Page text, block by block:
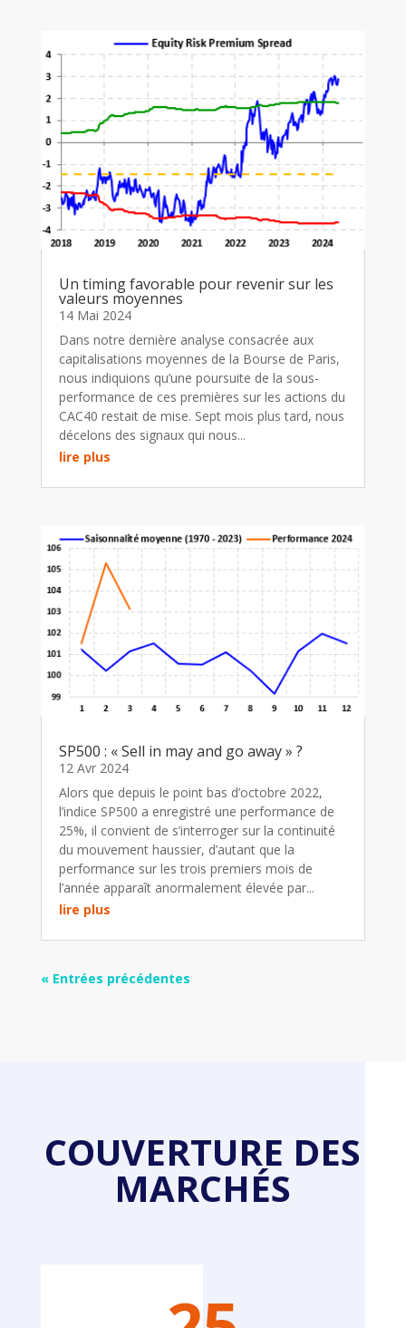
Un timing favorable pour revenir sur les
valeurs moyennes
14 Mai 2024
Dans notre dernière analyse consacrée aux
capitalisations moyennes de la Bourse de Paris,
nous indiquions qu’une poursuite de la sous-
performance de ces premières sur les actions du
CAC40 restait de mise. Sept mois plus tard, nous
décelons des signaux qui nous...
lire plus
SP500 : « Sell in may and go away » ?
12 Avr 2024
Alors que depuis le point bas d’octobre 2022,
l’indice SP500 a enregistré une performance de
25%, il convient de s’interroger sur la continuité
du mouvement haussier, d’autant que la
performance sur les trois premiers mois de
l’année apparaît anormalement élevée par...
lire plus
« Entrées précédentes
COUVERTURE DES
MARCHÉS